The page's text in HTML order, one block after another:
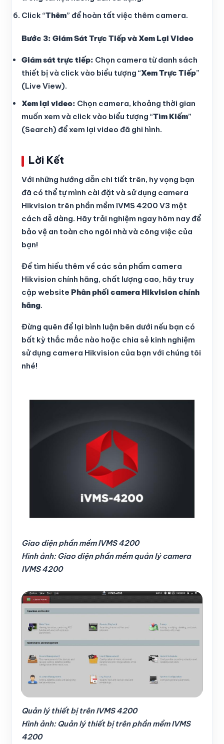
Click “Thêm” để hoàn tất việc thêm camera.
Bước 3: Giám Sát Trực Tiếp và Xem Lại Video
Giám sát trực tiếp: Chọn camera từ danh sách
thiết bị và click vào biểu tượng “Xem Trực Tiếp”
(Live View).
Xem lại video: Chọn camera, khoảng thời gian
muốn xem và click vào biểu tượng “Tìm Kiếm”
(Search) để xem lại video đã ghi hình.
Lời Kết
Với những hướng dẫn chi tiết trên, hy vọng bạn
đã có thể tự mình cài đặt và sử dụng camera
Hikvision trên phần mềm IVMS 4200 V3 một
cách dễ dàng. Hãy trải nghiệm ngay hôm nay để
bảo vệ an toàn cho ngôi nhà và công việc của
bạn!
Để tìm hiểu thêm về các sản phẩm camera
Hikvision chính hãng, chất lượng cao, hãy truy
cập website Phân phối camera Hikvision chính
hãng.
Đừng quên để lại bình luận bên dưới nếu bạn có
bất kỳ thắc mắc nào hoặc chia sẻ kinh nghiệm
sử dụng camera Hikvision của bạn với chúng tôi
nhé!
Giao diện phần mềm IVMS 4200
Hình ảnh: Giao diện phần mềm quản lý camera
IVMS 4200
Quản lý thiết bị trên IVMS 4200
Hình ảnh: Quản lý thiết bị trên phần mềm IVMS
4200